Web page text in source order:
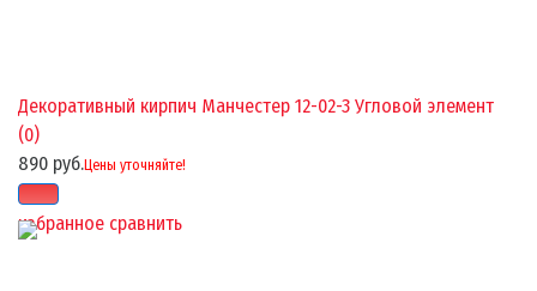
избранное сравнить
Декоративный кирпич Манчестер 12-02-3 Угловой элемент
(0)
890 руб.Цены уточняйте!